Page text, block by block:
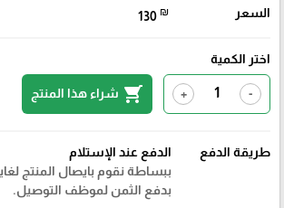
السعر 130 ₪
اختر الكمية
-
+
shopping_cart شراء هذا المنتج
طريقة الدفع
الدفع عند الإستلام
ببساطة نقوم بايصال المنتج
بدفع الثمن لموظف التوصيل.